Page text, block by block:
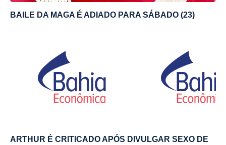
BAILE DA MAGA É ADIADO PARA SÁBADO (23)
ARTHUR É CRITICADO APÓS DIVULGAR SEXO DE